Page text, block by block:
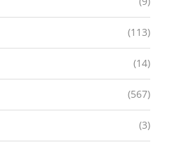
(113)
(14)
(567)
(3)